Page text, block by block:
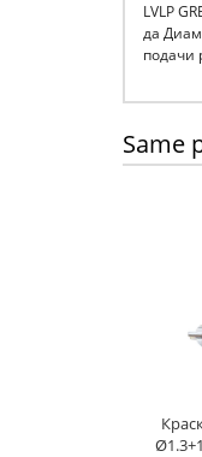
LVLP
да
подачи
Same